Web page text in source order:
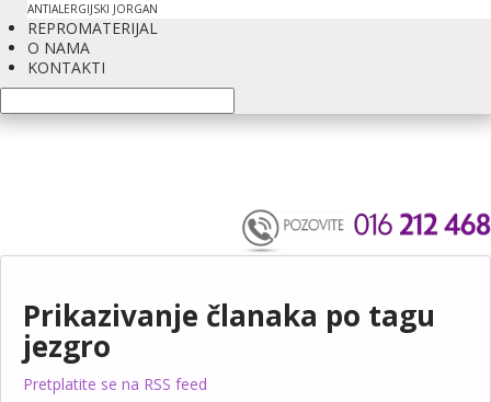
ANTIALERGIJSKI JORGAN
REPROMATERIJAL
O NAMA
KONTAKTI
Prikazivanje članaka po tagu
jezgro
Pretplatite se na RSS feed